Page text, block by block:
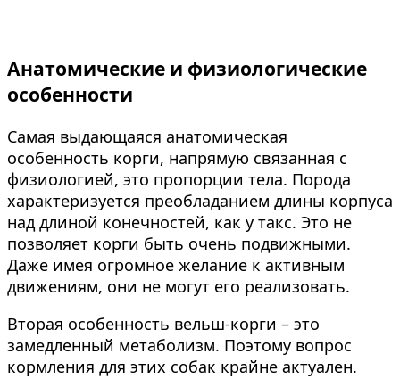
Анатомические и физиологические
особенности
Самая выдающаяся анатомическая
особенность корги, напрямую связанная с
физиологией, это пропорции тела. Порода
характеризуется преобладанием длины корпуса
над длиной конечностей, как у такс. Это не
позволяет корги быть очень подвижными.
Даже имея огромное желание к активным
движениям, они не могут его реализовать.
Вторая особенность вельш-корги – это
замедленный метаболизм. Поэтому вопрос
кормления для этих собак крайне актуален.